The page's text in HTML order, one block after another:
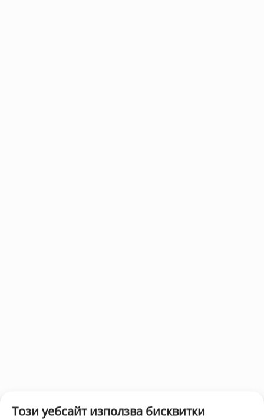
Този уебсайт използва бисквитки